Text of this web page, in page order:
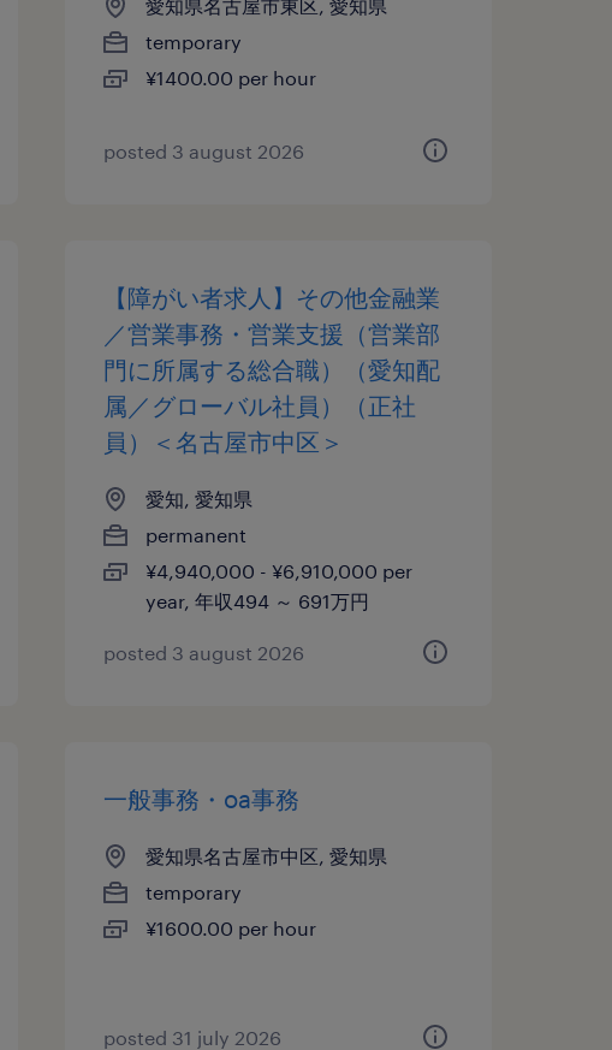
愛知県名古屋市東区, 愛知県
temporary
¥1400.00 per hour
posted 3 august 2026
【障がい者求人】その他金融業
／営業事務・営業支援（営業部
門に所属する総合職）（愛知配
属／グローバル社員）（正社
員）＜名古屋市中区＞
愛知, 愛知県
permanent
¥4,940,000 - ¥6,910,000 per
year, 年収494 ～ 691万円
posted 3 august 2026
一般事務・oa事務
愛知県名古屋市中区, 愛知県
temporary
¥1600.00 per hour
posted 31 july 2026